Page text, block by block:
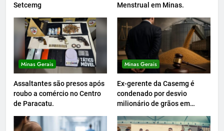
Setcemg
Menstrual em Minas.
Minas Gerais
Assaltantes são presos após
roubo a comércio no Centro
de Paracatu.
Minas Gerais
Ex-gerente da Casemg é
condenado por desvio
milionário de grãos em